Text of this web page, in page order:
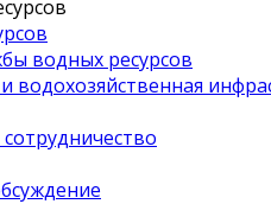
водных ресурсов
водохозяйственная